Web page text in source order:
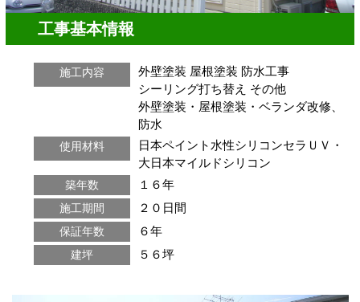
工事基本情報
施工内容 外壁塗装 屋根塗装 防水工事
シーリング打ち替え その他
外壁塗装・屋根塗装・ベランダ改修、
防水
使用材料
日本ペイント水性シリコンセラＵＶ・
大日本マイルドシリコン
築年数 １６年
施工期間 ２０日間
保証年数 ６年
建坪 ５６坪